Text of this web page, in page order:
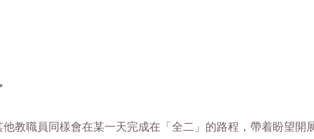
職員同樣會在某一天完成在「全二」的路程，帶着盼望開